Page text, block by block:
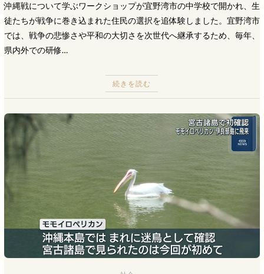
沖縄戦について学ぶワークショップが宜野湾市の中学校で開かれ、生
徒たちが戦争に巻き込まれた住民の選択を追体験しました。宜野湾市
では、戦争の悲惨さや平和の大切さを次世代へ継承するため、毎年、
県内外での研修…
続きを読む